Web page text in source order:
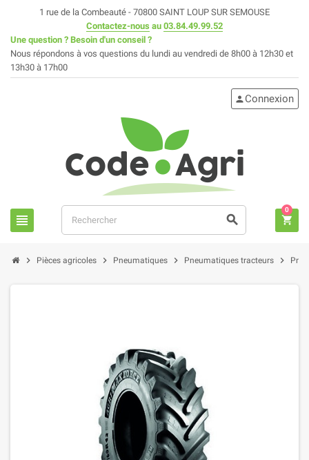
1 rue de la Combeauté - 70800 SAINT LOUP SUR SEMOUSE
Contactez-nous au 03.84.49.99.52
Une question ? Besoin d'un conseil ?
Nous répondons à vos questions du lundi au vendredi de 8h00 à 12h30 et
13h30 à 17h00
view_headline search
person Connexion
shopping_cart
0
chevron_right Pièces agricoles chevron_right Pneumatiques chevron_right Pneumatiques tracteurs chevron_right